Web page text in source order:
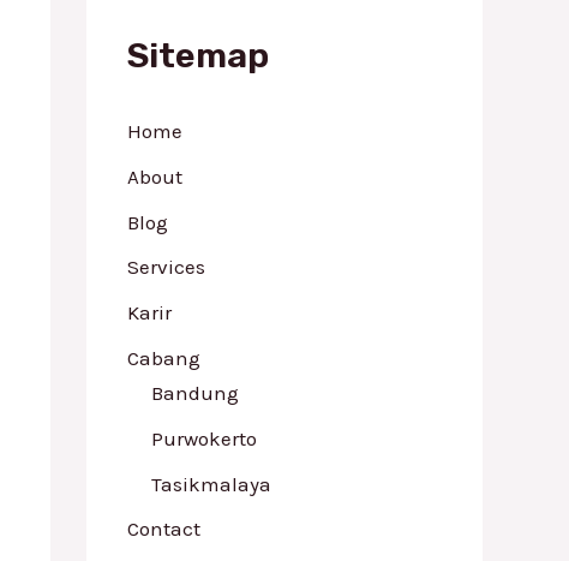
Sitemap
Home
About
Blog
Services
Karir
Cabang
Bandung
Purwokerto
Tasikmalaya
Contact